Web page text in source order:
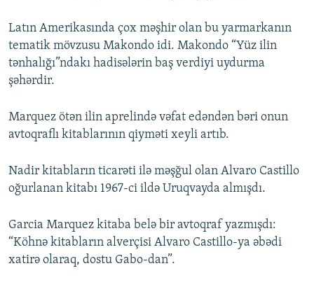
Latın Amerikasında çox məşhir olan bu yarmarkanın
tematik mövzusu Makondo idi. Makondo “Yüz ilin
tənhalığı”ndakı hadisələrin baş verdiyi uydurma
şəhərdir.
Marquez ötən ilin aprelində vəfat edəndən bəri onun
avtoqraflı kitablarının qiyməti xeyli artıb.
Nadir kitabların ticarəti ilə məşğul olan Alvaro Castillo
oğurlanan kitabı 1967-ci ildə Uruqvayda almışdı.
Garcia Marquez kitaba belə bir avtoqraf yazmışdı:
“Köhnə kitabların alverçisi Alvaro Castillo-ya əbədi
xatirə olaraq, dostu Gabo-dan”.